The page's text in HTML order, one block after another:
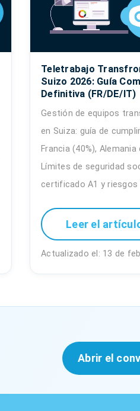
Teletrabajo
Suizo 2026: Guía
Definitiva (FR/DE/IT)
Gestión de equipos
en Suiza: guía de
Francia (40%), Alemania
Límites de seguridad
certificado A1 y riesgos
Leer el
Actualizado el: 13 de
Abrir el